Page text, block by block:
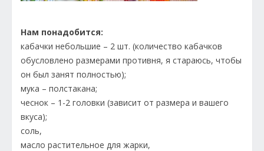
Нам понадобится:
кабачки небольшие – 2 шт. (количество кабачков
обусловлено размерами противня, я стараюсь, чтобы
он был занят полностью);
мука – полстакана;
чеснок – 1-2 головки (зависит от размера и вашего
вкуса);
соль,
масло растительное для жарки,